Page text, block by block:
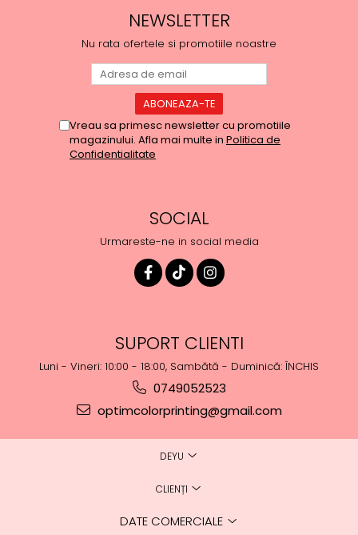
NEWSLETTER
Nu rata ofertele si promotiile noastre
Vreau sa primesc newsletter cu promotiile
magazinului. Afla mai multe in Politica de
Confidentialitate
SOCIAL
Urmareste-ne in social media
SUPORT CLIENTI
Luni - Vineri: 10:00 - 18:00, Sambătă - Duminică: ÎNCHIS
0749052523
optimcolorprinting@gmail.com
DEYU
CLIENȚI
DATE COMERCIALE